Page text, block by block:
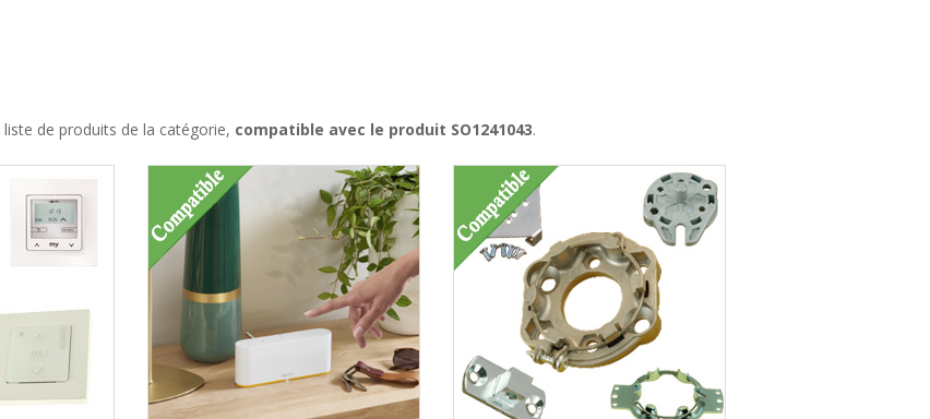
de produits de la catégorie, compatible avec le produit SO1241043.